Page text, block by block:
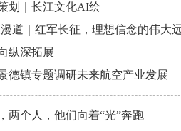
划｜长江文化AI绘
道｜红军长征，理想信念的伟大
纵深拓展
德镇专题调研未来航空产业发展
两个人，他们向着“光”奔跑